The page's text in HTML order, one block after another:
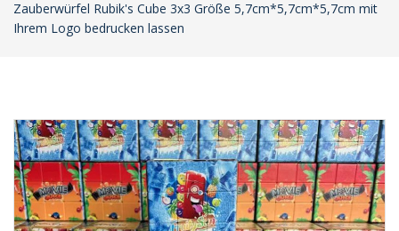
Zauberwürfel Rubik's Cube 3x3 Größe 5,7cm*5,7cm*5,7cm mit
Ihrem Logo bedrucken lassen